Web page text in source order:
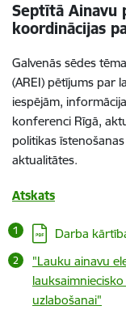
Septītā Ainavu
koordinācijas
Galvenās sēdes
(AREI) pētījums par
iespējām,
konferenci Rīgā,
politikas
aktualitātes.
Atskats
Lejupielādēt:
Darba
"Lauku ainavu
uzlabošanai"